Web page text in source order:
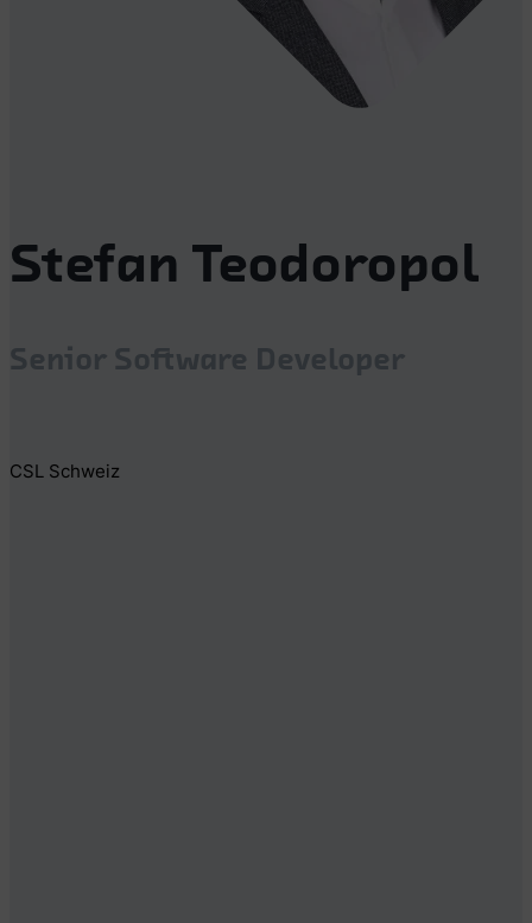
Stefan Teodoropol
Senior Software Developer
CSL Schweiz